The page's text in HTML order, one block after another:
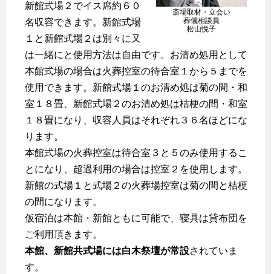
斎場取材・立会い
葬儀相談員
松山悦子
新館式場２でイス席約６０
名収容できます。新館式場
１と新館式場２は別々に又
は一緒にと使用方法は自由です。お清め処用として
本館式場の場合は火葬控室の待合室１から５までを
使用できます。新館式場１のお清め処は菊の間・和
室１８畳、新館式場２のお清め処は桔梗の間・和室
１８畳になり、収容人員はそれぞれ３６名ほどにな
ります。
本館式場の火葬控室は待合室３と５のみ使用するこ
とになり、超過利用の場合は控室２を使用します。
新館の式場１と式場２の火葬場控室は菊の間と桔梗
の間になります。
仮宿泊は本館・新館ともに可能で、寝具は貸布団を
ご利用頂きます。
本館、新館共式場には白木祭壇が常設されていま
す。